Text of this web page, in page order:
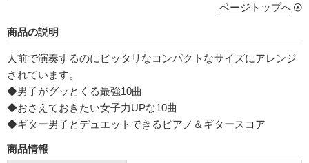
ページトップへ
商品の説明
人前で演奏するのにピッタリなコンパクトなサイズにアレンジ
されています。
◆男子がグッとくる最強10曲
◆おさえておきたい女子力UPな10曲
◆ギター男子とデュエットできるピアノ＆ギタースコア
商品情報